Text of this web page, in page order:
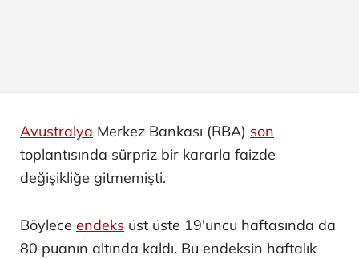
Avustralya Merkez Bankası (RBA) son
toplantısında sürpriz bir kararla faizde
değişikliğe gitmemişti.
Böylece endeks üst üste 19'uncu haftasında da
80 puanın altında kaldı. Bu endeksin haftalık